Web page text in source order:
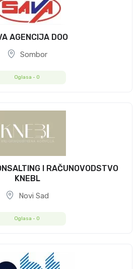
AGENCIJA DOO
Sombor
Oglasa - 0
I RAČUNOVODSTVO
KNEBL
Novi Sad
Oglasa - 0